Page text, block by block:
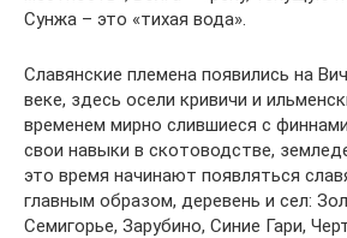
Сунжа – это «тихая вода».
Славянские племена появились на
веке, здесь осели кривичи и
временем мирно слившиеся с
свои навыки в скотоводстве,
это время начинают появляться
главным образом, деревень и сел:
Семигорье, Зарубино, Синие Гари,